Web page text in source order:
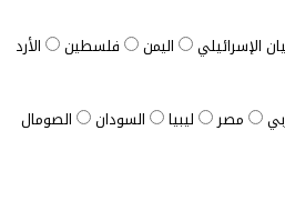
الإسرائيلي اليمن فلسطين
الأردن
مصر ليبيا السودان الصومال